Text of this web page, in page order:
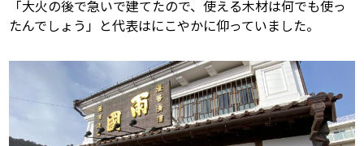
「大火の後で急いで建てたので、使える木材は何でも使っ
たんでしょう」と代表はにこやかに仰っていました。